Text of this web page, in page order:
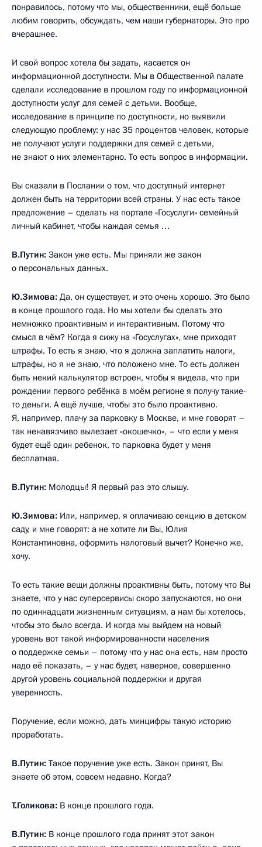
понравилось, потому что мы, общественники, ещё больше
любим говорить, обсуждать, чем наши губернаторы. Это про
вчерашнее.
И свой вопрос хотела бы задать, касается он
информационной доступности. Мы в Общественной палате
сделали исследование в прошлом году по информационной
доступности услуг для семей с детьми. Вообще,
исследование в принципе по доступности, но выявили
следующую проблему: у нас 35 процентов человек, которые
не получают услуги поддержки для семей с детьми,
не знают о них элементарно. То есть вопрос в информации.
Вы сказали в Послании о том, что доступный интернет
должен быть на территории всей страны. У нас есть такое
предложение – сделать на портале «Госуслуги» семейный
личный кабинет, чтобы каждая семья …
В.Путин: Закон уже есть. Мы приняли же закон
о персональных данных.
Ю.Зимова: Да, он существует, и это очень хорошо. Это было
в конце прошлого года. Но мы хотели бы сделать это
немножко проактивным и интерактивным. Потому что
смысл в чём? Когда я сижу на «Госуслугах», мне приходят
штрафы. То есть я знаю, что я должна заплатить налоги,
штрафы, но я не знаю, что положено мне. То есть должен
быть некий калькулятор встроен, чтобы я видела, что при
рождении первого ребёнка в моём регионе я получу такие-
то деньги. А ещё лучше, чтобы это было проактивно.
Я, например, плачу за парковку в Москве, и мне говорят –
так ненавязчиво вылезает «окошечко», – что если у меня
будет ещё один ребенок, то парковка будет у меня
бесплатная.
В.Путин: Молодцы! Я первый раз это слышу.
Ю.Зимова: Или, например, я оплачиваю секцию в детском
саду, и мне говорят: а не хотите ли Вы, Юлия
Константиновна, оформить налоговый вычет? Конечно же,
хочу.
То есть такие вещи должны проактивны быть, потому что Вы
знаете, что у нас суперсервисы скоро запускаются, но они
по одиннадцати жизненным ситуациям, а нам бы хотелось,
чтобы это было всегда. И когда мы выйдем на новый
уровень вот такой информированности населения
о поддержке семьи – потому что у нас она есть, нам просто
надо её показать, – у нас будет, наверное, совершенно
другой уровень социальной поддержки и другая
уверенность.
Поручение, если можно, дать минцифры такую историю
проработать.
В.Путин: Такое поручение уже есть. Закон принят, Вы
знаете об этом, совсем недавно. Когда?
Т.Голикова: В конце прошлого года.
В.Путин: В конце прошлого года принят этот закон